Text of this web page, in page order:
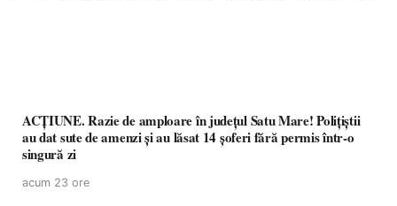
ACȚIUNE. Razie de amploare în județul Satu Mare! Polițiștii
au dat sute de amenzi și au lăsat 14 șoferi fără permis într-o
singură zi
acum 23 ore